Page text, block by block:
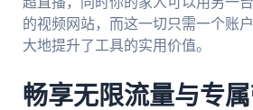
的视频网站，而这一切只需一个账
大地提升了工具的实用价值。
畅享无限流量与专